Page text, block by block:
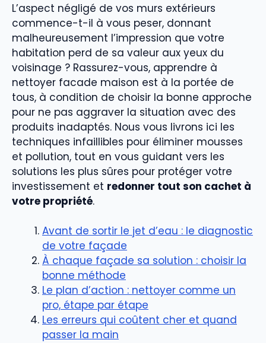
L’aspect négligé de vos murs extérieurs
commence-t-il à vous peser, donnant
malheureusement l’impression que votre
habitation perd de sa valeur aux yeux du
voisinage ? Rassurez-vous, apprendre à
nettoyer facade maison est à la portée de
tous, à condition de choisir la bonne approche
pour ne pas aggraver la situation avec des
produits inadaptés. Nous vous livrons ici les
techniques infaillibles pour éliminer mousses
et pollution, tout en vous guidant vers les
solutions les plus sûres pour protéger votre
investissement et redonner tout son cachet à
votre propriété.
Avant de sortir le jet d’eau : le diagnostic
de votre façade
À chaque façade sa solution : choisir la
bonne méthode
Le plan d’action : nettoyer comme un
pro, étape par étape
Les erreurs qui coûtent cher et quand
passer la main